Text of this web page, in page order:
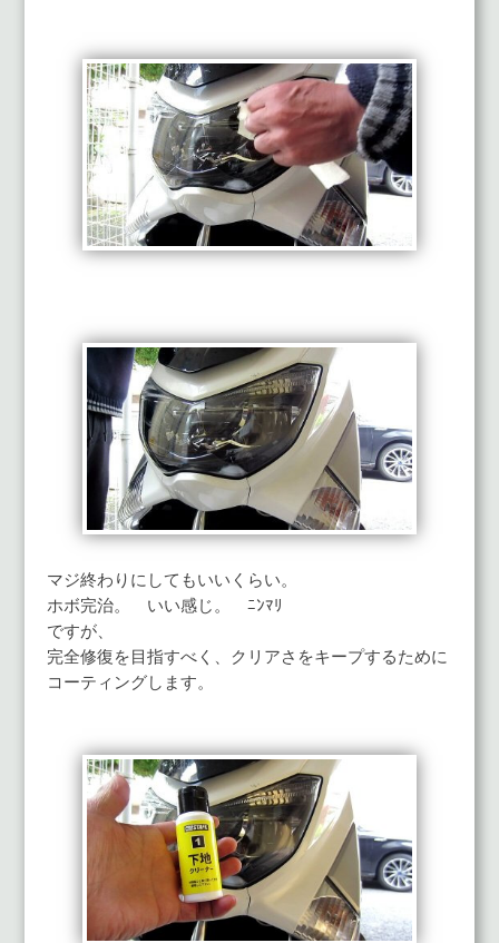
マジ終わりにしてもいいくらい。
ホボ完治。 いい感じ。 ﾆﾝﾏﾘ
ですが、
完全修復を目指すべく、クリアさをキープするために
コーティングします。